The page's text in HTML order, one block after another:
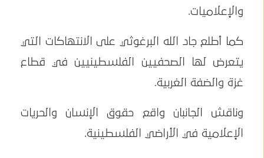
والإعلاميات.
كما أطلع جاد الله البرغوثي على الانتهاكات التي
يتعرض لها الصحفيين الفلسطينيين في قطاع
غزة والضفة الغربية.
وناقش الجانبان واقع حقوق الإنسان والحريات
الإعلامية في الأراضي الفلسطينية.